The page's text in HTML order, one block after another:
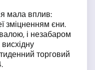
мала вплив:
зміцненням єни.
і незабаром
торговий